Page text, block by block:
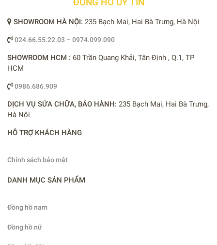
ĐỒNG HỒ UY TÍN
SHOWROOM HÀ NỘI: 235 Bạch Mai, Hai Bà Trưng, Hà Nội
024.66.55.22.03 – 0974.099.090
SHOWROOM HCM : 60 Trần Quang Khải, Tân Định , Q.1, TP
HCM
0986.686.909
DỊCH VỤ SỬA CHỮA, BẢO HÀNH: 235 Bạch Mai, Hai Bà Trưng,
Hà Nội
HỖ TRỢ KHÁCH HÀNG
Chính sách bảo mật
DANH MỤC SẢN PHẨM
Đồng hồ nam
Đồng hồ nữ